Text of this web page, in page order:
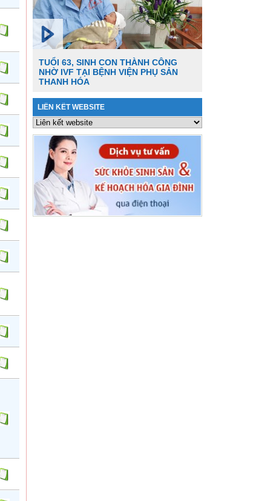
TUỔI 63, SINH CON THÀNH CÔNG
NHỜ IVF TẠI BỆNH VIỆN PHỤ SẢN
THANH HÓA
LIÊN KẾT WEBSITE